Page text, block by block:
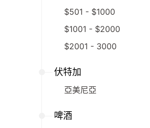
$501 - $1000
$1001 - $2000
$2001 - 3000
伏特加
亞美尼亞
啤酒